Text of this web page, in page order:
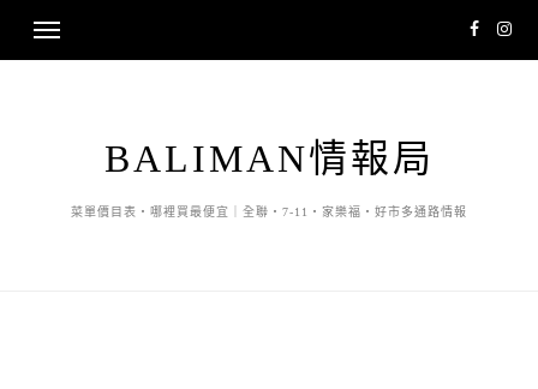
BALIMAN情報局
菜單價目表・哪裡買最便宜｜全聯・7-11・家樂福・好市多通路情報